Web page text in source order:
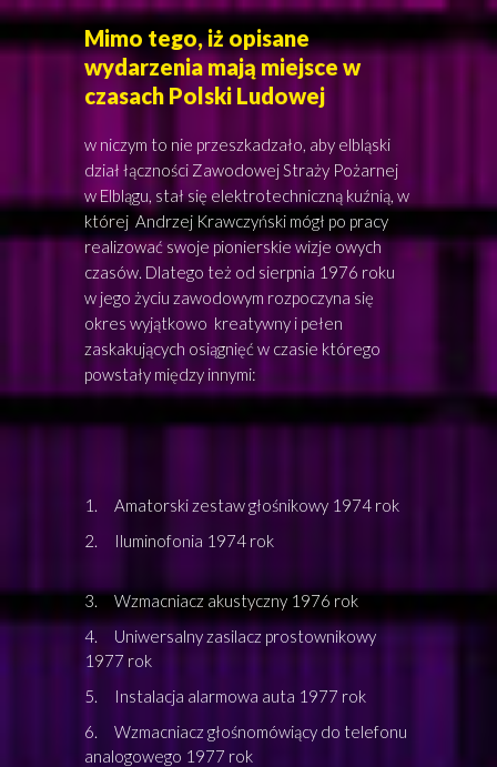
Mimo tego, iż opisane
wydarzenia mają miejsce w
czasach Polski Ludowej
w niczym to nie przeszkadzało, aby elbląski
dział łączności Zawodowej Straży Pożarnej
w Elblągu, stał się elektrotechniczną kuźnią, w
której Andrzej Krawczyński mógł po pracy
realizować swoje pionierskie wizje owych
czasów. Dlatego też od sierpnia 1976 roku
w jego życiu zawodowym rozpoczyna się
okres wyjątkowo kreatywny i pełen
zaskakujących osiągnięć w czasie którego
powstały między innymi:
1. Amatorski zestaw głośnikowy 1974 rok
2. Iluminofonia 1974 rok
3. Wzmacniacz akustyczny 1976 rok
4. Uniwersalny zasilacz prostownikowy
1977 rok
5. Instalacja alarmowa auta 1977 rok
6. Wzmacniacz głośnomówiący do telefonu
analogowego 1977 rok